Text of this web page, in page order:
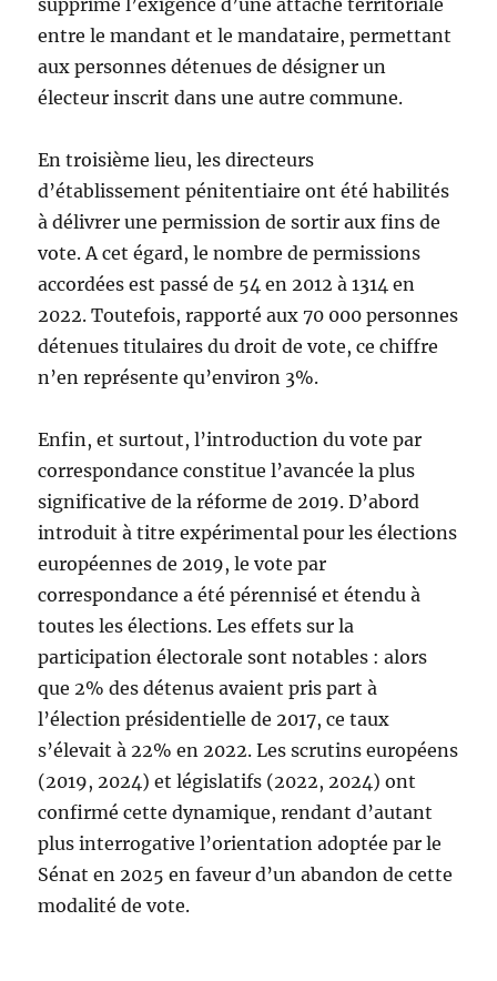
supprimé l’exigence d’une attache territoriale
entre le mandant et le mandataire, permettant
aux personnes détenues de désigner un
électeur inscrit dans une autre commune.
En troisième lieu, les directeurs
d’établissement pénitentiaire ont été habilités
à délivrer une permission de sortir aux fins de
vote. A cet égard, le nombre de permissions
accordées est passé de 54 en 2012 à 1314 en
2022. Toutefois, rapporté aux 70 000 personnes
détenues titulaires du droit de vote, ce chiffre
n’en représente qu’environ 3%.
Enfin, et surtout, l’introduction du vote par
correspondance constitue l’avancée la plus
significative de la réforme de 2019. D’abord
introduit à titre expérimental pour les élections
européennes de 2019, le vote par
correspondance a été pérennisé et étendu à
toutes les élections. Les effets sur la
participation électorale sont notables : alors
que 2% des détenus avaient pris part à
l’élection présidentielle de 2017, ce taux
s’élevait à 22% en 2022. Les scrutins européens
(2019, 2024) et législatifs (2022, 2024) ont
confirmé cette dynamique, rendant d’autant
plus interrogative l’orientation adoptée par le
Sénat en 2025 en faveur d’un abandon de cette
modalité de vote.